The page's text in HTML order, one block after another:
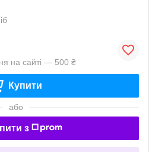
на сайті — 500 ₴
Купити
або
з